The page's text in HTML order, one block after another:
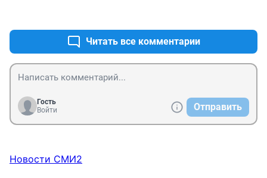
Читать все комментарии
Гость
Войти
Отправить
Новости СМИ2